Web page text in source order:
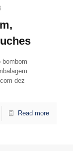
bombom
dez
Read more